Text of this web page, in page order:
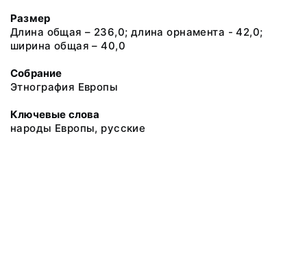
Размер
Длина общая – 236,0; длина орнамента - 42,0;
ширина общая – 40,0
Собрание
Этнография Европы
Ключевые слова
народы Европы, русские